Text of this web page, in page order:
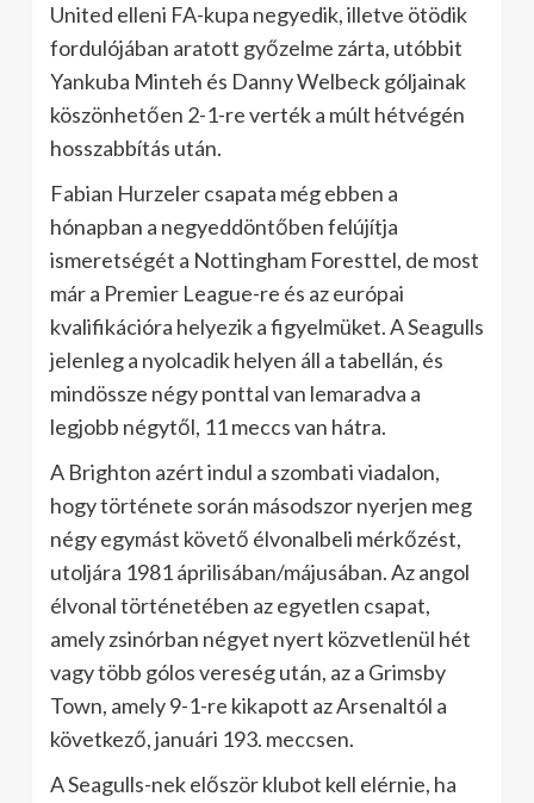
United elleni FA-kupa negyedik, illetve ötödik
fordulójában aratott győzelme zárta, utóbbit
Yankuba Minteh és Danny Welbeck góljainak
köszönhetően 2-1-re verték a múlt hétvégén
hosszabbítás után.
Fabian Hurzeler csapata még ebben a
hónapban a negyeddöntőben felújítja
ismeretségét a Nottingham Foresttel, de most
már a Premier League-re és az európai
kvalifikációra helyezik a figyelmüket. A Seagulls
jelenleg a nyolcadik helyen áll a tabellán, és
mindössze négy ponttal van lemaradva a
legjobb négytől, 11 meccs van hátra.
A Brighton azért indul a szombati viadalon,
hogy története során másodszor nyerjen meg
négy egymást követő élvonalbeli mérkőzést,
utoljára 1981 áprilisában/májusában. Az angol
élvonal történetében az egyetlen csapat,
amely zsinórban négyet nyert közvetlenül hét
vagy több gólos vereség után, az a Grimsby
Town, amely 9-1-re kikapott az Arsenaltól a
következő, januári 193. meccsen.
A Seagulls-nek először klubot kell elérnie, ha